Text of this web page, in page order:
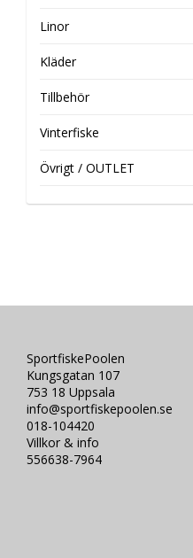
Linor
Kläder
Tillbehör
Vinterfiske
Övrigt / OUTLET
SportfiskePoolen
Kungsgatan 107
753 18 Uppsala
info@sportfiskepoolen.se
018-104420
Villkor & info
556638-7964